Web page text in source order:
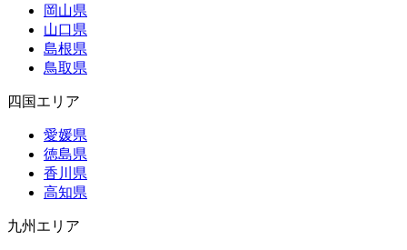
岡山県
山口県
島根県
鳥取県
四国エリア
愛媛県
徳島県
香川県
高知県
九州エリア